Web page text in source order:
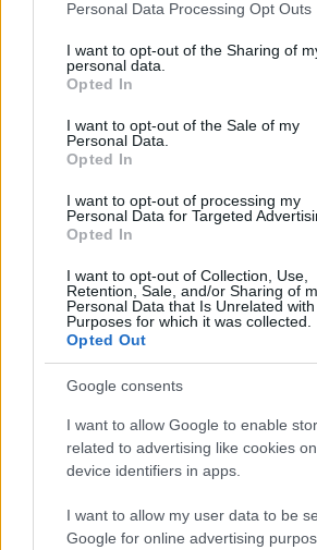
Please note that this website/app uses
not limited to your visit or usage
grant or deny consent to Google and its
use your data for below specified
consent section.
Personal Data Processing Opt Outs
I want to opt-out of the Sharing of
personal data.
Opted In
I want to opt-out of the Sale of my
Personal Data.
Opted In
I want to opt-out of processing my
Personal Data for Targeted
Opted In
I want to opt-out of Collection, Use,
Retention, Sale, and/or Sharing of
Personal Data that Is Unrelated
Purposes for which it was collected.
Opted Out
Google consents
I want to allow Google to enable
related to advertising like cookies
device identifiers in apps.
I want to allow my user data to be
Google for online advertising